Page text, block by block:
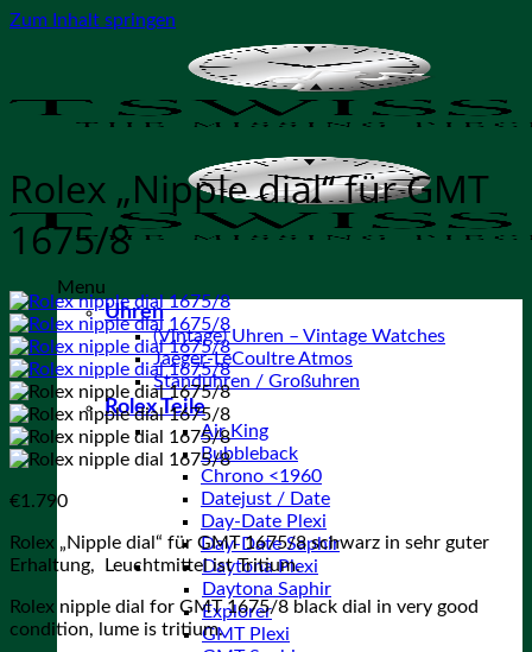
Zum Inhalt springen
Menu
Uhren
(Vintage) Uhren – Vintage Watches
Jaeger-LeCoultre Atmos
Standuhren / Großuhren
Rolex Teile
Air King
Bubbleback
Chrono <1960
Datejust / Date
Day-Date Plexi
Day-Date Saphir
Daytona Plexi
Daytona Saphir
Explorer
GMT Plexi
Rolex „Nipple dial“ für GMT
1675/8
€1.790
Rolex „Nipple dial“ für GMT 1675/8 schwarz in sehr guter
Erhaltung, Leuchtmittel ist Tritium.
Rolex nipple dial for GMT 1675/8 black dial in very good
condition, lume is tritium.